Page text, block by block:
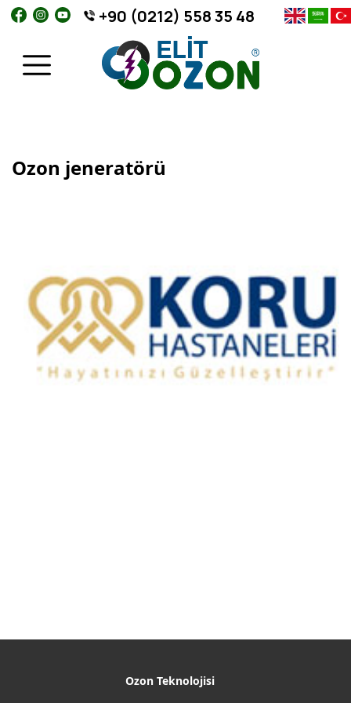
Ozon jeneratörü
+90 (0212) 558 35 48
Ozon Teknolojisi